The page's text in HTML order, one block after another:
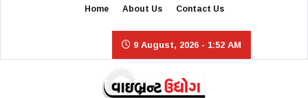
Home About Us Contact Us
9 August, 2026 - 1:52 AM